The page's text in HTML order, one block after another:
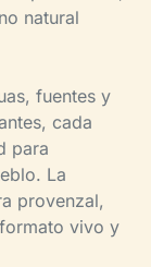
natural
fuentes y
cada
para
La
provenzal,
vivo y